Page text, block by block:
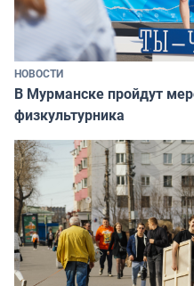
НОВОСТИ
В Мурманске пройдут
физкультурника